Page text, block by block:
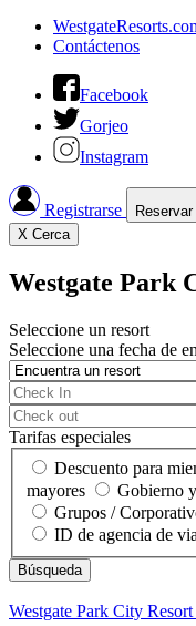
Contáctenos
Facebook
Gorjeo
Instagram
Registrarse Reservar
X Cerca
Westgate Park
Seleccione un resort
Seleccione una fecha de
Tarifas especiales
Descuento para
mayores
Gobierno
Grupos /
ID de agencia de
Westgate Park City